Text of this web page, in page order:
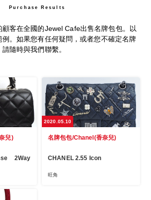
Purchase Results
客在全國的Jewel Cafe出售名牌包包。以
。如果您有任何疑問，或者您不確定名牌
隨時與我們聯繫。
兒)
2Way
2020.05.10
名牌包包/Chanel(香奈兒)
CHANEL 2.55 Icon
旺角